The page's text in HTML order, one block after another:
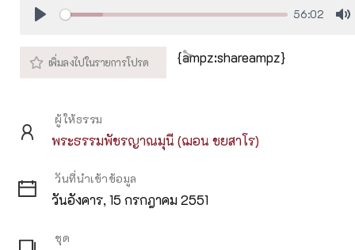
56:02
{ampz:shareampz}
ผู้ให้ธรรม
พระธรรมพัชรญาณมุนี (ฌอน ชยสาโร)
วันที่นำเข้าข้อมูล
วันอังคาร, 15 กรกฎาคม 2551
ชุด